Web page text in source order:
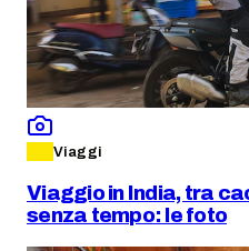
Viaggi
Viaggio in India, tra
senza tempo: le foto